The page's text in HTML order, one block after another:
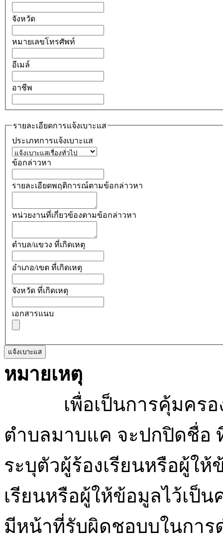
จังหวัด
หมายเลขโทรศัพท์
อีเมล์
อาชีพ
รายละเอียดการแจ้งเบาะแส
ประเภทการแจ้งเบาะแส
ข้อกล่าวหา
รายละเอียดพฤติการณ์ตามข้อกล่าวหา
หน่วยงานที่เกี่ยวข้องตามข้อกล่าวหา
ตำบล/แขวง ที่เกิดเหตุ
อำเภอ/เขต ที่เกิดเหตุ
จังหวัด ที่เกิดเหตุ
เอกสารแนบ
แจ้งเบาะแส
หมายเหตุ
เพื่อเป็นการคุ้มครองสิ
ตำบลมาบแค จะปกปิดชื่อ
ระบุตัวผู้ร้องเรียนหรือผู้ใ
เรียนหรือผู้ให้ข้อมูลไว้เป็
มีหน้าที่รับผิดชอบบในการ